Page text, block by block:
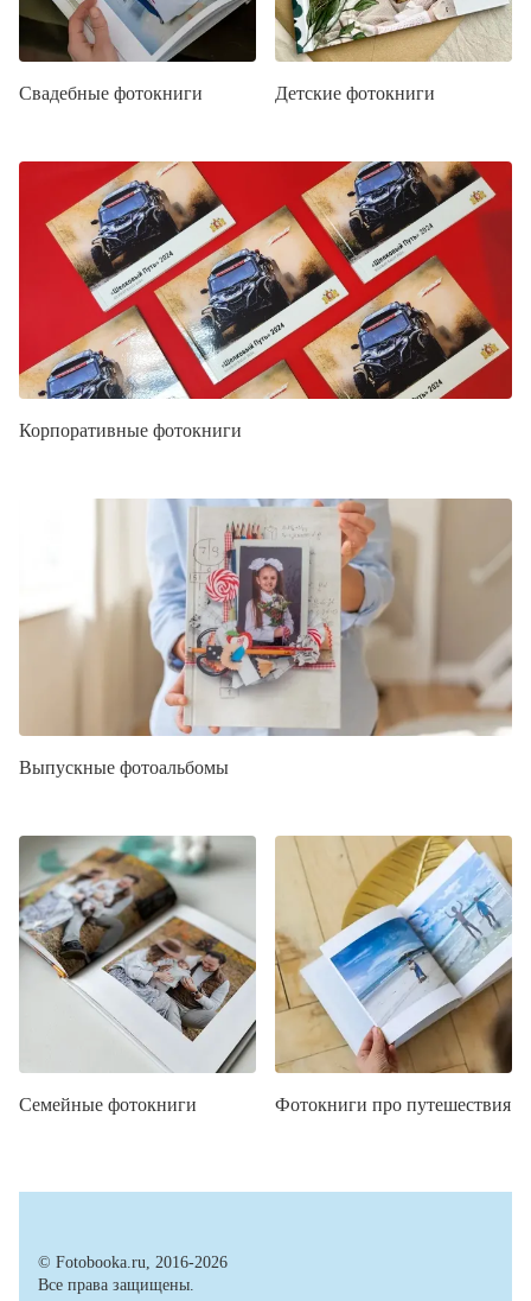
Свадебные фотокниги Детские фотокниги
Корпоративные фотокниги
Выпускные фотоальбомы
Семейные фотокниги Фотокниги про путешествия
© Fotobooka.ru, 2016-2026
Все права защищены.